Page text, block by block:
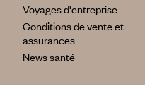
Voyages d'entreprise
Conditions de vente et
assurances
News santé